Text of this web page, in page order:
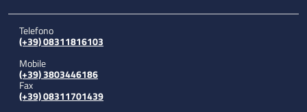
Telefono
(+39) 08311816103
Mobile
(+39) 3803446186
Fax
(+39) 08311701439